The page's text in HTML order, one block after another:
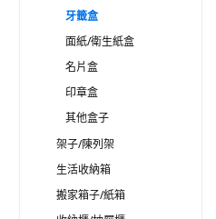
牙籤盒
面紙/衛生紙盒
名片盒
印章盒
其他盒子
架子/陳列架
生活收納箱
搬家箱子/紙箱